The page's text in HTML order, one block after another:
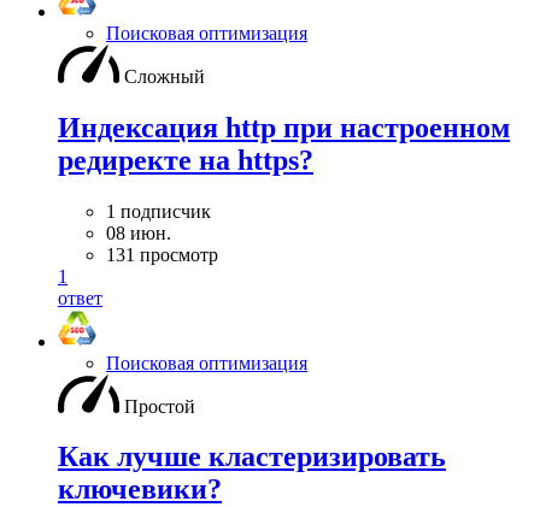
Поисковая оптимизация
Сложный
Индексация http при настроенном
редиректе на https?
1 подписчик
08 июн.
131 просмотр
1
ответ
Поисковая оптимизация
Простой
Как лучше кластеризировать
ключевики?